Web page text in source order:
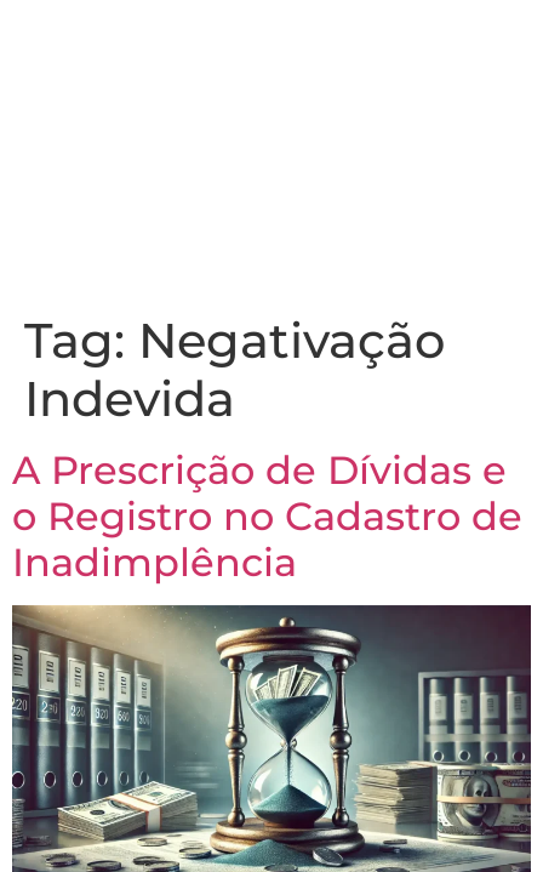
Tag: Negativação
Indevida
A Prescrição de Dívidas e
o Registro no Cadastro de
Inadimplência